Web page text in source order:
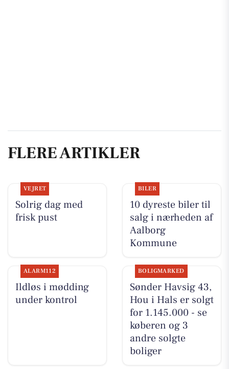
FLERE ARTIKLER
VEJRET
Solrig dag med
frisk pust
BILER
10 dyreste biler til
salg i nærheden af
Aalborg
Kommune
ALARM112
Ildløs i mødding
under kontrol
BOLIGMARKED
Sønder Havsig 43,
Hou i Hals er solgt
for 1.145.000 - se
køberen og 3
andre solgte
boliger